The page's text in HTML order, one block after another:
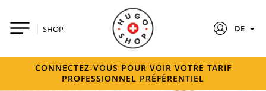
SHOP DE
CONNECTEZ-VOUS POUR VOIR VOTRE TARIF
PROFESSIONNEL PRÉFÉRENTIEL